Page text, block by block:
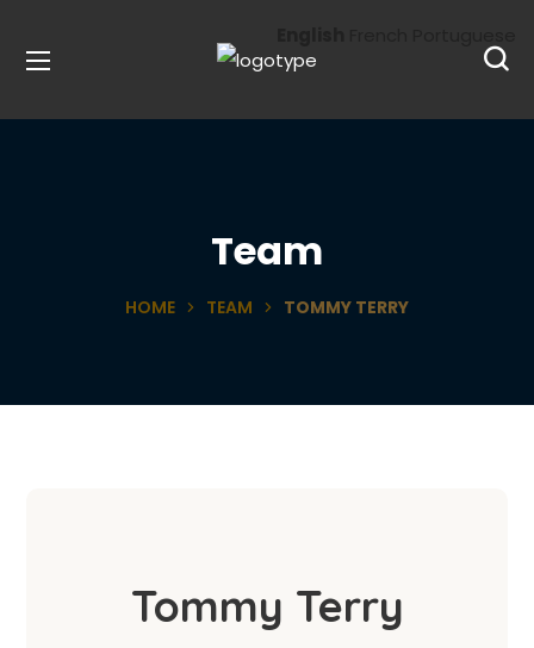
Team
HOME TEAM TOMMY TERRY
Tommy Terry